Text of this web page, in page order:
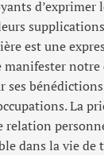
d’exprimer
est une
manifester
ses
La
dans la vie de